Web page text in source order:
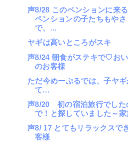
声8/28 このペンションに来
ペンションの子たちもや
で、...
ヤギは高いところがスキ
声8/24 朝食がステキで♡お
のお客様
ただ今めーぷるでは、子ヤ
て…
声8/20 初の宿泊旅行でした
で！と探していました～
声8/ 17 とてもリラックスで
客様